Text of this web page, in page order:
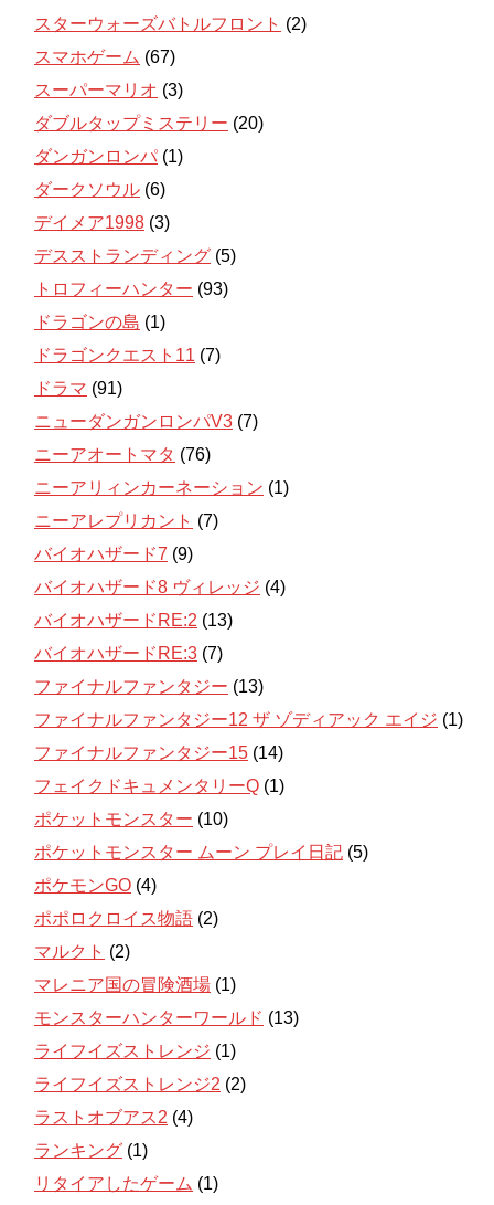
スターウォーズバトルフロント (2)
スマホゲーム (67)
スーパーマリオ (3)
ダブルタップミステリー (20)
ダンガンロンパ (1)
ダークソウル (6)
デイメア1998 (3)
デスストランディング (5)
トロフィーハンター (93)
ドラゴンの島 (1)
ドラゴンクエスト11 (7)
ドラマ (91)
ニューダンガンロンパV3 (7)
ニーアオートマタ (76)
ニーアリィンカーネーション (1)
ニーアレプリカント (7)
バイオハザード7 (9)
バイオハザード8 ヴィレッジ (4)
バイオハザードRE:2 (13)
バイオハザードRE:3 (7)
ファイナルファンタジー (13)
ファイナルファンタジー12 ザ ゾディアック エイジ (1)
ファイナルファンタジー15 (14)
フェイクドキュメンタリーQ (1)
ポケットモンスター (10)
ポケットモンスター ムーン プレイ日記 (5)
ポケモンGO (4)
ポポロクロイス物語 (2)
マルクト (2)
マレニア国の冒険酒場 (1)
モンスターハンターワールド (13)
ライフイズストレンジ (1)
ライフイズストレンジ2 (2)
ラストオブアス2 (4)
ランキング (1)
リタイアしたゲーム (1)